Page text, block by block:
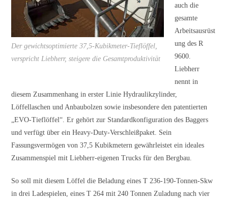
Der gewichtsoptimierte 37,5-Kubikmeter-Tieflöffel,
verspricht Liebherr, steigere die Gesamtproduktivität
auch die
gesamte
Arbeitsausrüst
ung des R
9600.
Liebherr
nennt in
diesem Zusammenhang in erster Linie Hydraulikzylinder,
Löffellaschen und Anbaubolzen sowie insbesondere den patentierten
„EVO-Tieflöffel“. Er gehört zur Standardkonfiguration des Baggers
und verfügt über ein Heavy-Duty-Verschleißpaket. Sein
Fassungsvermögen von 37,5 Kubikmetern gewährleistet ein ideales
Zusammenspiel mit Liebherr-eigenen Trucks für den Bergbau.
So soll mit diesem Löffel die Beladung eines T 236-190-Tonnen-Skw
in drei Ladespielen, eines T 264 mit 240 Tonnen Zuladung nach vier